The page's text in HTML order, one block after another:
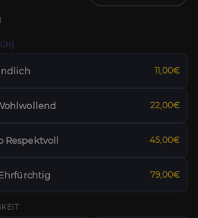
11,00€
22,00€
Respektvoll 45,00€
79,00€